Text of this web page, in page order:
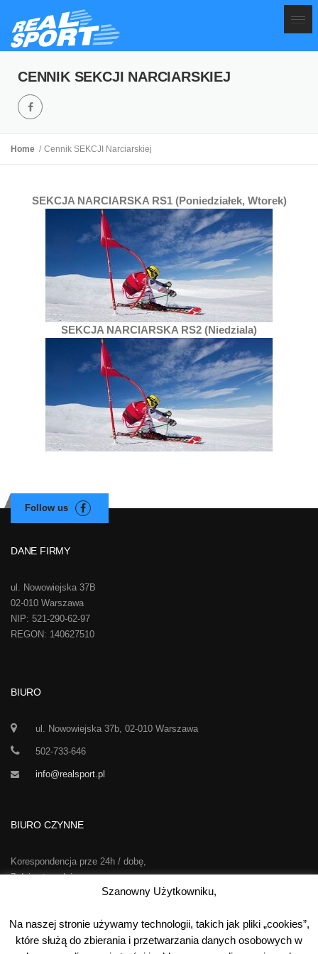
CENNIK SEKCJI NARCIARSKIEJ
Home Cennik SEKCJI Narciarskiej
SEKCJA NARCIARSKA RS1 (Poniedziałek, Wtorek)
SEKCJA NARCIARSKA RS2 (Niedziala)
DANE FIRMY
ul. Nowowiejska 37B
02-010 Warszawa
NIP: 521-290-62-97
REGON: 140627510
BIURO
ul. Nowowiejska 37b, 02-010 Warszawa
502-733-646
info@realsport.pl
BIURO CZYNNE
Korespondencja prze 24h / dobę,
7 dni w tygodniu
Sobota:
kontakt telefoniczny
Niedziela:
nieczynne
Szanowny Użytkowniku,
Na naszej stronie używamy technologii, takich jak pliki „cookies”,
które służą do zbierania i przetwarzania danych osobowych w